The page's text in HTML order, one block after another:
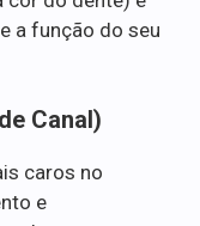
a função do seu
Canal)
caros no
e